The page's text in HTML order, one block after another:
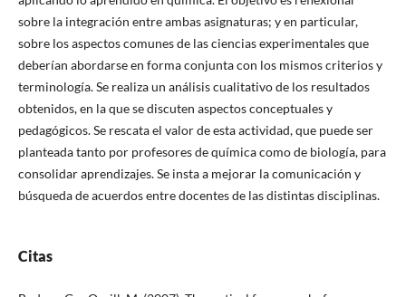
sobre la integración entre ambas asignaturas; y en particular,
sobre los aspectos comunes de las ciencias experimentales que
deberían abordarse en forma conjunta con los mismos criterios y
terminología. Se realiza un análisis cualitativo de los resultados
obtenidos, en la que se discuten aspectos conceptuales y
pedagógicos. Se rescata el valor de esta actividad, que puede ser
planteada tanto por profesores de química como de biología, para
consolidar aprendizajes. Se insta a mejorar la comunicación y
búsqueda de acuerdos entre docentes de las distintas disciplinas.
Citas